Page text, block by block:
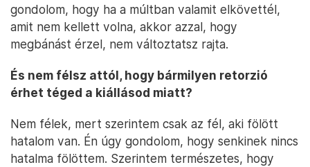
gondolom, hogy ha a múltban valamit elkövettél,
amit nem kellett volna, akkor azzal, hogy
megbánást érzel, nem változtatsz rajta.
És nem félsz attól, hogy bármilyen retorzió
érhet téged a kiállásod miatt?
Nem félek, mert szerintem csak az fél, aki fölött
hatalom van. Én úgy gondolom, hogy senkinek nincs
hatalma fölöttem. Szerintem természetes, hogy